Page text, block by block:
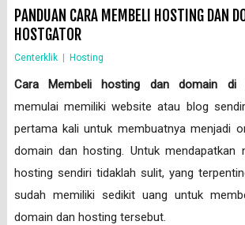
PANDUAN CARA MEMBELI HOSTING DAN
HOSTGATOR
Centerklik Hosting
Cara Membeli hosting dan domain di
memulai memiliki website atau blog
pertama kali untuk membuatnya menjadi
domain dan hosting. Untuk mendapatkan
hosting sendiri tidaklah sulit, yang
sudah memiliki sedikit uang untuk
domain dan hosting tersebut.